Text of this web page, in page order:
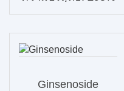
Ginsenoside